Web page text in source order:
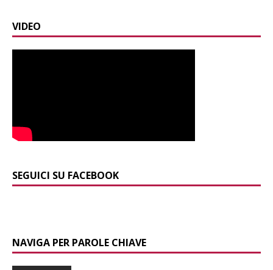
VIDEO
SEGUICI SU FACEBOOK
NAVIGA PER PAROLE CHIAVE